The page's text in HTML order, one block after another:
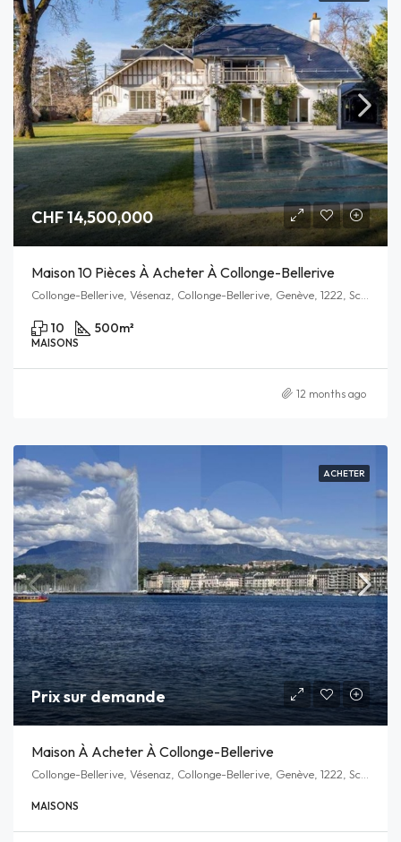
CHF 14,500,000
Maison 10 Pièces À Acheter À Collonge-Bellerive
10 500m²
MAISONS
12 months ago
ACHETER
Prix sur demande
Maison À Acheter À Collonge-Bellerive
MAISONS